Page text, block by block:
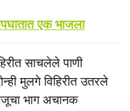
एक भाजला
साचलेले पाणी
मुलगे विहिरीत उतरले
भाग अचानक